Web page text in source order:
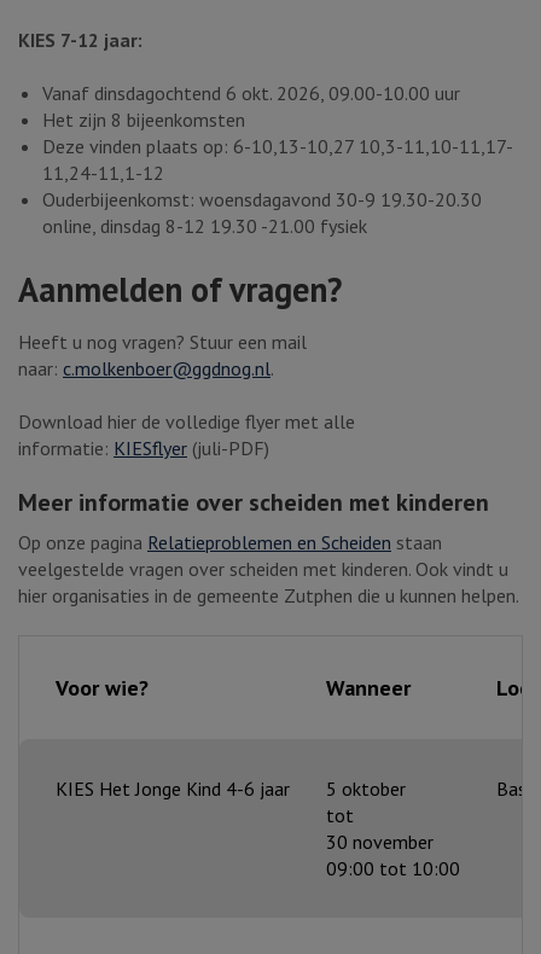
KIES 7-12 jaar:
Vanaf dinsdagochtend 6 okt. 2026, 09.00-10.00 uur
Het zijn 8 bijeenkomsten
Deze vinden plaats op: 6-10,13-10,27 10,3-11,10-11,17-
11,24-11,1-12
Ouderbijeenkomst: woensdagavond 30-9 19.30-20.30
online, dinsdag 8-12 19.30 -21.00 fysiek
Aanmelden of vragen?
Heeft u nog vragen? Stuur een mail
naar: c.molkenboer@ggdnog.nl.
Download hier de volledige flyer met alle
informatie: KIESflyer (juli-PDF)
Meer informatie over scheiden met kinderen
Op onze pagina Relatieproblemen en Scheiden staan
veelgestelde vragen over scheiden met kinderen. Ook vindt u
hier organisaties in de gemeente Zutphen die u kunnen helpen.
Voor wie? Wanneer
KIES Het Jonge Kind 4-6 jaar
5 oktober
tot
30 november
09:00 tot 10:00